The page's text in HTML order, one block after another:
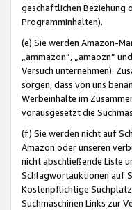
geschäftlichen Beziehung
Programminhalten).
(e) Sie werden Amazon-
„ammazon“, „amaozn“
Versuch unternehmen).
sorgen, dass von uns
Werbeinhalte im
vorausgesetzt die
(f) Sie werden nicht auf
Amazon oder unseren
nicht abschließende Liste
Schlagwortauktionen auf
Kostenpflichtige
Suchmaschinen Links zur